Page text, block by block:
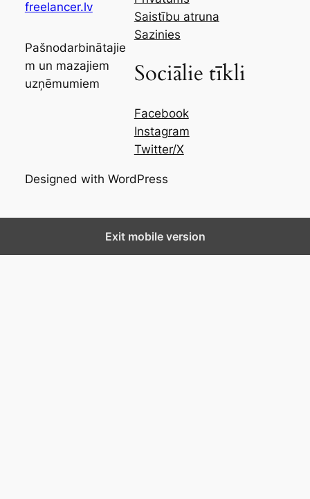
freelancer.lv
Pašnodarbinātajie
m un mazajiem
uzņēmumiem
Saistību atruna
Sazinies
Sociālie tīkli
Facebook
Instagram
Twitter/X
Designed with WordPress
Exit mobile version